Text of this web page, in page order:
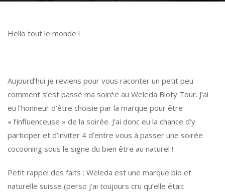
Hello tout le monde !
Aujourd’hui je reviens pour vous raconter un petit peu
comment s’est passé ma soirée au Weleda Bioty Tour. J’ai
eu l’honneur d’être choisie par la marque pour être
« l’influenceuse » de la soirée. J’ai donc eu la chance d’y
participer et d’inviter 4 d’entre vous à passer une soirée
cocooning sous le signe du bien être au naturel !
Petit rappel des faits : Weleda est une marque bio et
naturelle suisse (perso j’ai toujours cru qu’elle était